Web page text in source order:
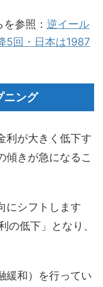
参照： 逆イール
5回・日本は1987
ニング
利が大きく低下す
傾きが急になるこ
にシフトします
の低下」となり、
緩和）を行ってい